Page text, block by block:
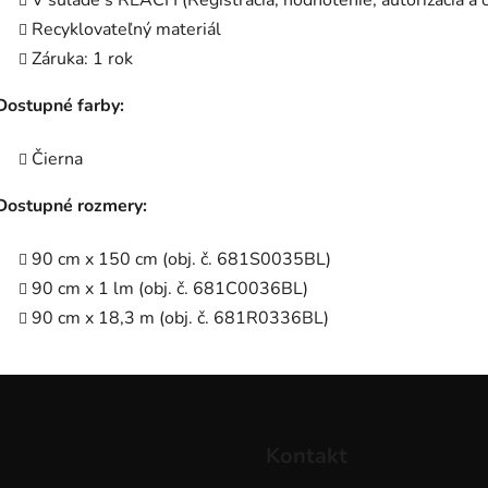
Recyklovateľný materiál
Záruka: 1 rok
farby:
Čierna
rozmery:
90 cm x 150 cm (obj. č. 681S0035BL)
90 cm x 1 lm (obj. č. 681C0036BL)
90 cm x 18,3 m (obj. č. 681R0336BL)